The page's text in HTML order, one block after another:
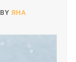
BY ЯНА